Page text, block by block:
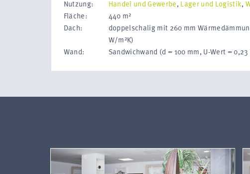
Nutzung: Handel und Gewerbe , Lager und Logistik,
Fläche:
440 m²
Dach:
doppelschalig mit 260 mm
W/m²K)
Wand:
Sandwichwand (d = 100 mm, U-Wert = 0,23